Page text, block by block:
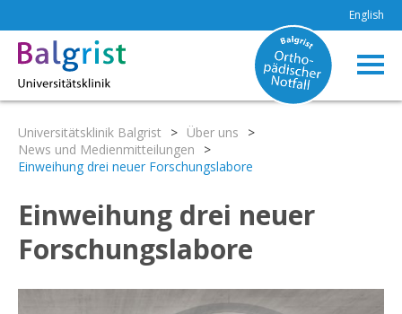
English
Universitätsklinik Balgrist > Über uns
>
News und Medienmitteilungen
>
Einweihung drei neuer Forschungslabore
Einweihung drei neuer
Forschungslabore